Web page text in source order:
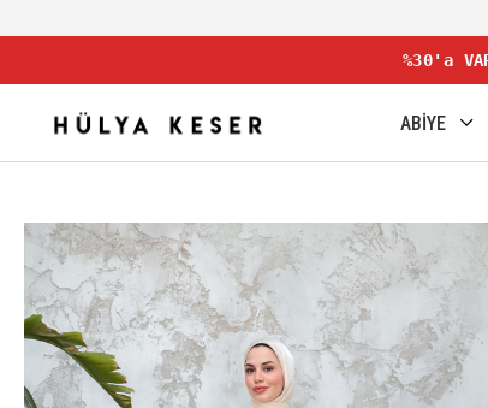
%30'a
ABİYE